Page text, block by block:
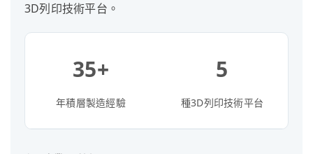
3D列印技術平台。
35+
年積層製造經驗
5
種3D列印技術平台